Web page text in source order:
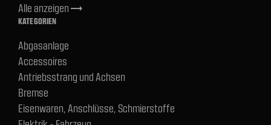
Alle anzeigentrending_flat
KATEGORIEN
Abgasanlage
Accessoires
Antriebsstrang und Achsen
Bremse
Eisenwaren, Anschlüsse, Schmierstoffe